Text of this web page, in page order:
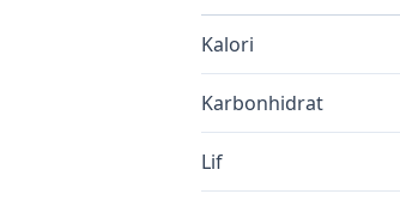
Kalori
Karbonhidrat
Lif